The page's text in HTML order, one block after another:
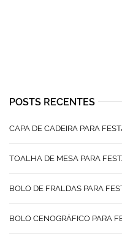
POSTS RECENTES
CAPA DE CADEIRA PARA
TOALHA DE MESA PARA
BOLO DE FRALDAS PARA
BOLO CENOGRÁFICO PARA